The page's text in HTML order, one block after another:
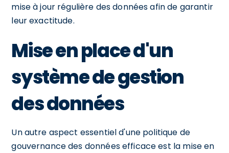
mise à jour régulière des données afin de garantir
leur exactitude.
Mise en place d'un
système de gestion
des données
Un autre aspect essentiel d'une politique de
gouvernance des données efficace est la mise en